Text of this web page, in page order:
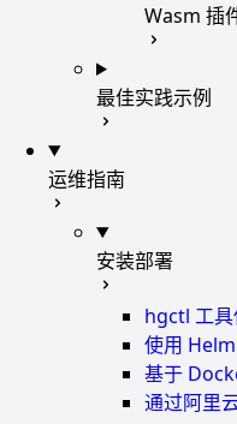
Wasm 插
最佳实践示例
运维指南
安装部署
hgctl 工
使用
基于
通过阿里